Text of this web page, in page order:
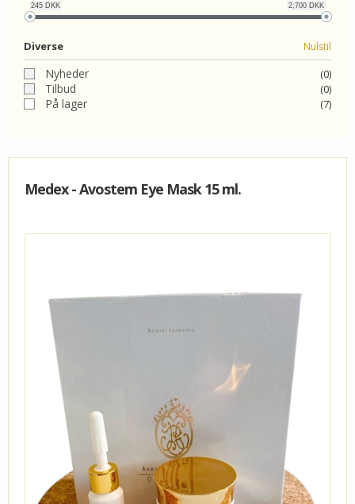
TILBUD
PROFIL
VILKÅR
245 DKK 2,700 DKK
Diverse Nulstil
Nyheder (0)
Tilbud (0)
På lager (7)
Medex - Avostem Eye Mask 15 ml.